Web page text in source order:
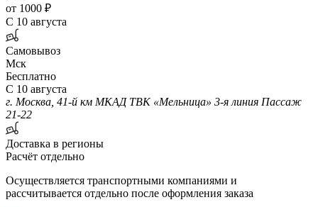
от 1000 ₽
С 10 августа
Самовывоз
Мск
Бесплатно
С 10 августа
г. Москва, 41-й км МКАД ТВК «Мельница» 3-я линия Пассаж
21-22
Доставка в регионы
Расчёт отдельно
Осуществляется транспортными компаниями и
рассчитывается отдельно после оформления заказа